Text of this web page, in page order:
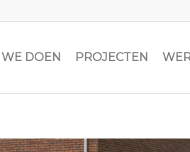
DOEN PROJECTEN